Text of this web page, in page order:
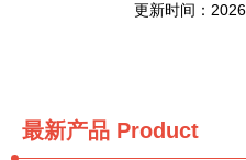
更新时间：
最新产品 Product